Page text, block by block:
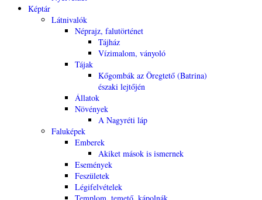
Képtár
Látnivalók
Néprajz, falutörténet
Tájház
Vízimalom, ványoló
Tájak
Kőgombák az Öregtető (Batrina)
északi lejtőjén
Állatok
Növények
A Nagyréti láp
Faluképek
Emberek
Akiket mások is ismernek
Események
Feszületek
Légifelvételek